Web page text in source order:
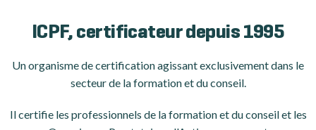
ICPF, certificateur depuis 1995
Un organisme de certificationagissant exclusivement dans le
secteur de la formation et du conseil.
Il certifie les professionnels de la formation et du conseil et les